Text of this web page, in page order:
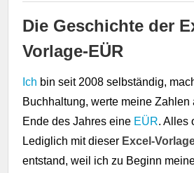
Die Geschichte der
Vorlage-EÜR
Ich bin seit 2008 selbständig,
Buchhaltung, werte meine Zahlen
Ende des Jahres eine EÜR. Alles
Lediglich mit dieser Excel-
entstand, weil ich zu Beginn